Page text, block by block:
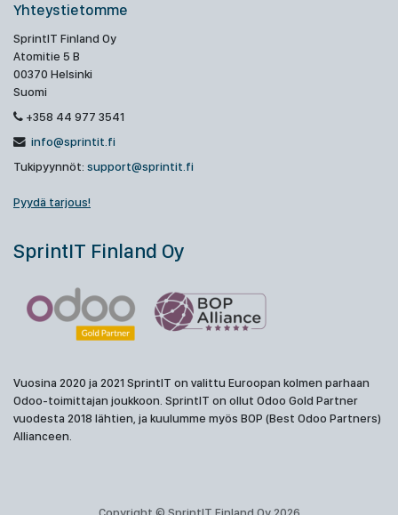
Yhteystietomme
SprintIT Finland Oy
Atomitie 5 B
00370 Helsinki
Suomi
+358 44 977 3541
info@sprintit.fi
Tukipyynnöt: support@sprintit.fi
Pyydä tarjous!
SprintIT Finland Oy
Vuosina 2020 ja 2021 SprintIT on valittu Euroopan kolmen parhaan
Odoo-toimittajan joukkoon. SprintIT on ollut Odoo Gold Partner
vuodesta 2018 lähtien, ja kuulumme myös BOP (Best Odoo Partners)
Allianceen.
Copyright © SprintIT Finland Oy 2026